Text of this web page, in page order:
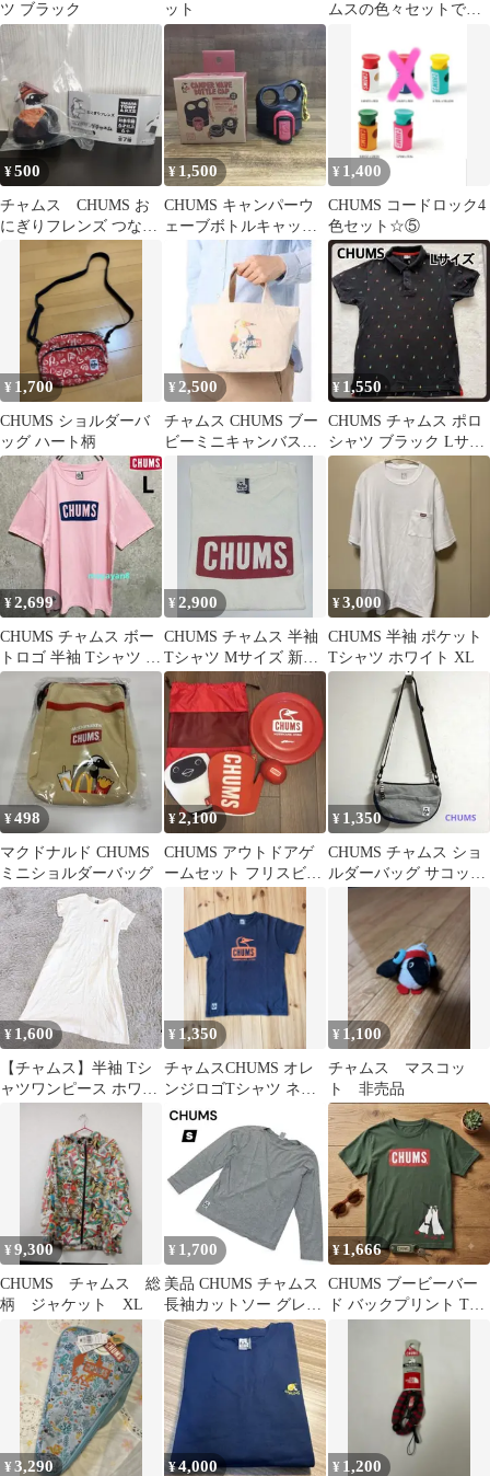
ツ ブラック
ット
ムスの色々セットです
¥500
チャムス CHUMS お
にぎりフレンズ つなが
リングチャーム やき
¥1,500
CHUMS キャンパーウ
ェーブボトルキャップ
チャムス
¥ 1,400
CHUMS コードロック4
色セット☆⑤
¥ 1,700
CHUMS ショルダーバ
ッグ ハート柄
¥ 2,500
チャムス CHUMS ブー
ビーミニキャンバスト
¥ 1,550
CHUMS チャムス ポロ
シャツ ブラック Lサイ
ズ
¥2,699
CHUMS チャムス ボー
トロゴ 半袖 Tシャツ L
サイズ ピンク アウトド
¥2,900
CHUMS チャムス 半袖
Tシャツ Mサイズ 新品
未使用
¥3,000
CHUMS 半袖 ポケット
Tシャツ ホワイト XL
¥498
マクドナルド CHUMS
ミニショルダーバッグ
¥2,100
CHUMS アウトドアゲ
ームセット フリスビー
¥ 1,350
CHUMS チャムス ショ
ルダーバッグ サコッシ
¥ 1,600
【チャムス】半袖 Tシ
ャツワンピース ホワイ
¥ 1,350
チャムスCHUMS オレ
ンジロゴTシャツ ネイ
ビー Lサイズ レディ
ース
¥ 1,100
チャムス マスコッ
ト 非売品
¥9,300
CHUMS チャムス 総
柄 ジャケット XL
¥ 1,700
美品 CHUMS チャムス
長袖カットソー グレー
Sサイズ シンプル 秋
¥ 1,666
CHUMS ブービーバー
ド バックプリント Tシ
¥3,290 ¥4,000 ¥ 1,200